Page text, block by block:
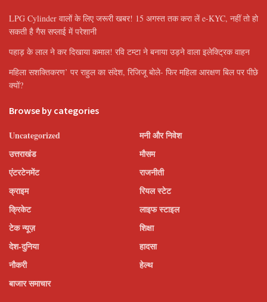
LPG Cylinder वालों के लिए जरूरी खबर! 15 अगस्त तक करा लें e-KYC, नहीं तो हो
सकती है गैस सप्लाई में परेशानी
पहाड़ के लाल ने कर दिखाया कमाल! रवि टम्टा ने बनाया उड़ने वाला इलेक्ट्रिक वाहन
महिला सशक्तिकरण’ पर राहुल का संदेश, रिजिजू बोले- फिर महिला आरक्षण बिल पर पीछे
क्यों?
Browse by categories
Uncategorized
उत्तराखंड
एंटरटेनमेंट
क्राइम
क्रिकेट
टेक न्यूज़
देश-दुनिया
नौकरी
बाजार समाचार
मनी और निवेश
मौसम
राजनीती
रियल स्टेट
लाइफ स्टाइल
शिक्षा
हादसा
हेल्थ